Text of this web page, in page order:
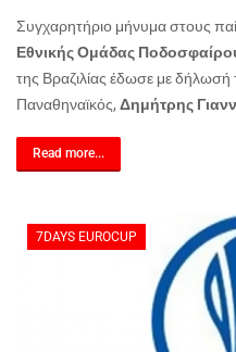
Συγχαρητήριο μήνυμα στους
Εθνικής Ομάδας
της Βραζιλίας έδωσε με δήλωσή
Παναθηναϊκός, Δημήτρης
Read more...
7DAYS EUROCUP